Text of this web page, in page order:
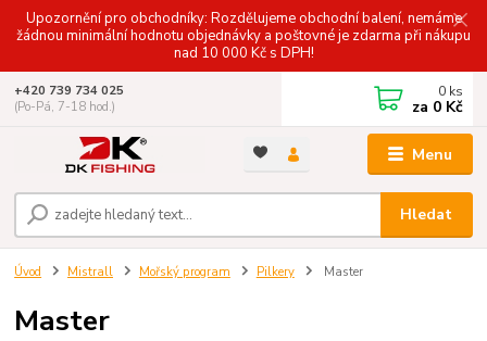
Upozornění pro obchodníky: Rozdělujeme obchodní balení, nemáme
žádnou minimální hodnotu objednávky a poštovné je zdarma při nákupu
nad 10 000 Kč s DPH!
Menu
Hledat
+420 739 734 025
(Po-Pá, 7-18 hod.)
0 ks
za 0 Kč
Úvod Mistrall Mořský program Pilkery Master
Master